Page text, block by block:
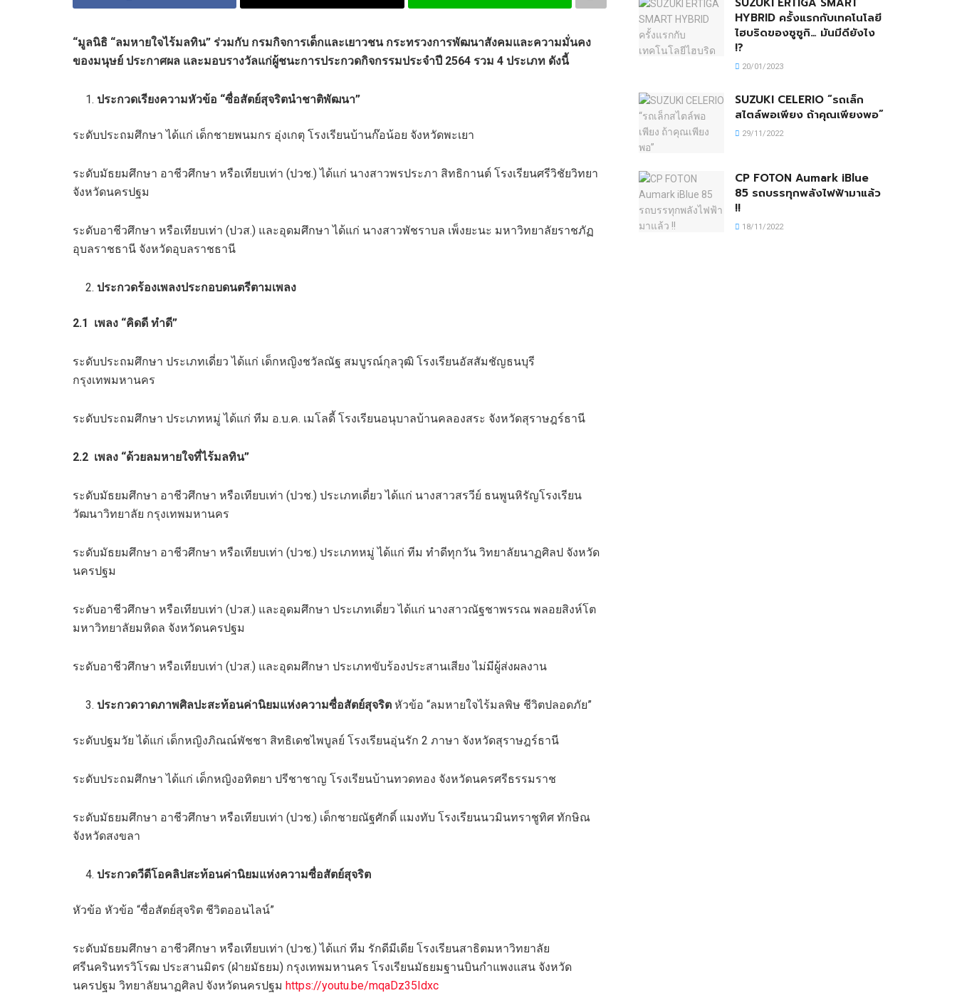
“มูลนิธิ “ลมหายใจไร้มลทิน” ร่วมกับ กรมกิจการเด็กและเยาวชน กระทรวงการพัฒนาสังคมและความมั่นคง
ของมนุษย์ ประกาศผล และมอบรางวัลแก่ผู้ชนะการประกวดกิจกรรมประจำปี 2564 รวม 4 ประเภท ดังนี้
ประกวดเรียงความหัวข้อ “ซื่อสัตย์สุจริตนำชาติพัฒนา”
ระดับประถมศึกษา ได้แก่ เด็กชายพนมกร อุ่งเกตุ โรงเรียนบ้านก๊อน้อย จังหวัดพะเยา
ระดับมัธยมศึกษา อาชีวศึกษา หรือเทียบเท่า (ปวช.) ได้แก่ นางสาวพรประภา สิทธิกานต์ โรงเรียนศรีวิชัยวิทยา
จังหวัดนครปฐม
ระดับอาชีวศึกษา หรือเทียบเท่า (ปวส.) และอุดมศึกษา ได้แก่ นางสาวพัชราบล เพ็งยะนะ มหาวิทยาลัยราชภัฏ
อุบลราชธานี จังหวัดอุบลราชธานี
ประกวดร้องเพลงประกอบดนตรีตามเพลง
2.1 เพลง “คิดดี ทำดี”
ระดับประถมศึกษา ประเภทเดี่ยว ได้แก่ เด็กหญิงชวัลณัฐ สมบูรณ์กุลวุฒิ โรงเรียนอัสสัมชัญธนบุรี
กรุงเทพมหานคร
ระดับประถมศึกษา ประเภทหมู่ ได้แก่ ทีม อ.บ.ค. เมโลดี้ โรงเรียนอนุบาลบ้านคลองสระ จังหวัดสุราษฎร์ธานี
2.2 เพลง “ด้วยลมหายใจที่ไร้มลทิน”
ระดับมัธยมศึกษา อาชีวศึกษา หรือเทียบเท่า (ปวช.) ประเภทเดี่ยว ได้แก่ นางสาวสรวีย์ ธนพูนหิรัญโรงเรียน
วัฒนาวิทยาลัย กรุงเทพมหานคร
ระดับมัธยมศึกษา อาชีวศึกษา หรือเทียบเท่า (ปวช.) ประเภทหมู่ ได้แก่ ทีม ทำดีทุกวัน วิทยาลัยนาฏศิลป จังหวัด
นครปฐม
ระดับอาชีวศึกษา หรือเทียบเท่า (ปวส.) และอุดมศึกษา ประเภทเดี่ยว ได้แก่ นางสาวณัฐชาพรรณ พลอยสิงห์โต
มหาวิทยาลัยมหิดล จังหวัดนครปฐม
ระดับอาชีวศึกษา หรือเทียบเท่า (ปวส.) และอุดมศึกษา ประเภทขับร้องประสานเสียง ไม่มีผู้ส่งผลงาน
ประกวดวาดภาพศิลปะสะท้อนค่านิยมแห่งความซื่อสัตย์สุจริตหัวข้อ “ลมหายใจไร้มลพิษ ชีวิตปลอดภัย”
ระดับปฐมวัย ได้แก่ เด็กหญิงภิณณ์พัชชา สิทธิเดชไพบูลย์ โรงเรียนอุ่นรัก 2 ภาษา จังหวัดสุราษฎร์ธานี
ระดับประถมศึกษา ได้แก่ เด็กหญิงอทิตยา ปรีชาชาญ โรงเรียนบ้านทวดทอง จังหวัดนครศรีธรรมราช
ระดับมัธยมศึกษา อาชีวศึกษา หรือเทียบเท่า (ปวช.) เด็กชายณัฐศักดิ์ แมงทับ โรงเรียนนวมินทราชูทิศ ทักษิณ
จังหวัดสงขลา
ประกวดวีดีโอคลิปสะท้อนค่านิยมแห่งความซื่อสัตย์สุจริต
หัวข้อ หัวข้อ “ซื่อสัตย์สุจริต ชีวิตออนไลน์”
ระดับมัธยมศึกษา อาชีวศึกษา หรือเทียบเท่า (ปวช.) ได้แก่ ทีม รักดีมีเดีย โรงเรียนสาธิตมหาวิทยาลัย
ศรีนครินทรวิโรฒ ประสานมิตร (ฝ่ายมัธยม) กรุงเทพมหานคร โรงเรียนมัธยมฐานบินกำแพงแสน จังหวัด
นครปฐม วิทยาลัยนาฏศิลป จังหวัดนครปฐม https://youtu.be/mqaDz35Idxc
HYBRID ครั้งแรกกับเทคโนโลยี
ไฮบริดของซูซูกิ… มันมีดียังไง
!?
20/01/2023
SUZUKI CELERIO “รถเล็ก
สไตล์พอเพียง ถ้าคุณเพียงพอ”
29/11/2022
CP FOTON Aumark iBlue
85 รถบรรทุกพลังไฟฟ้ามาแล้ว
!!
18/11/2022